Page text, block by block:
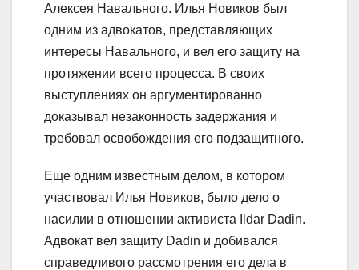
Алексея Навального. Илья Новиков был
одним из адвокатов, представляющих
интересы Навального, и вел его защиту на
протяжении всего процесса. В своих
выступлениях он аргументированно
доказывал незаконность задержания и
требовал освобождения его подзащитного.
Еще одним известным делом, в котором
участвовал Илья Новиков, было дело о
насилии в отношении активиста Ildar Dadin.
Адвокат вел защиту Dadin и добивался
справедливого рассмотрения его дела в